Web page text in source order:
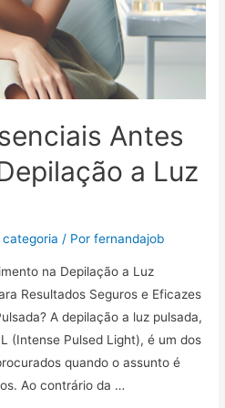
Antes
a Luz
categoria / Porfernandajob
na Depilação a Luz
Resultados Seguros e Eficazes
A depilação a luz pulsada,
(Intense Pulsed Light), é um dos
quando o assunto é
Ao contrário da …